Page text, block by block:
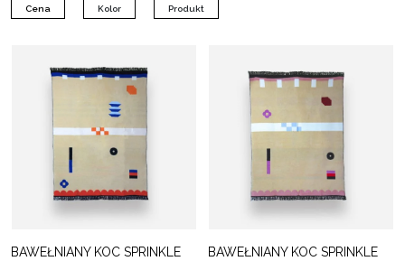
Cena Kolor Produkt
BAWEŁNIANY KOC SPRINKLE BAWEŁNIANY KOC SPRINKLE